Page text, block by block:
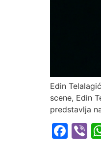
Edin
scene, Edin
predstavlja